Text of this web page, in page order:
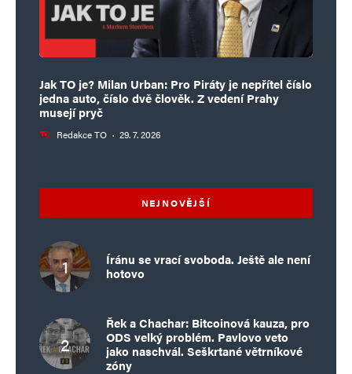
Jak TO je? Milan Urban: Pro Piráty je nepřítel číslo
jedna auto, číslo dvě člověk. Z vedení Prahy
musejí pryč
Redakce TO · 29. 7. 2026
NEJNOVĚJŠÍ
Íránu se vrací svoboda. Ještě ale není
hotovo
Řek a Chachar: Bitcoinová kauza, pro
ODS velký problém. Pavlovo veto
jako naschvál. Seškrtané větrníkové
zóny